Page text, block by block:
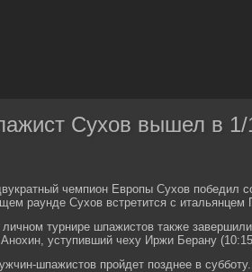
Сухов вышел в
чемпион Европы Сухов победил
раунде Сухов встретится с итальянцем
турнире шпажистов также
уступивший чеху Иржи Берану
шпажистов пройдет позднее в субботу.